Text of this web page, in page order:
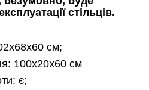
стільців.
см;
100x20x60 см
є;